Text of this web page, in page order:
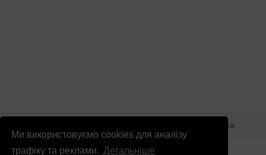
Ми використовуємо cookies для аналізу
трафіку та реклами. Детальніше
Реклама
info @patrioty.org.ua